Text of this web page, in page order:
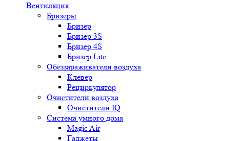
Вентиляция
Бризеры
Бризер
Бризер 3S
Бризер 4S
Бризер Lite
Обеззараживатели воздуха
Клевер
Рециркулятор
Очистители воздуха
Очистители IQ
Система умного дома
Magic Air
Гаджеты